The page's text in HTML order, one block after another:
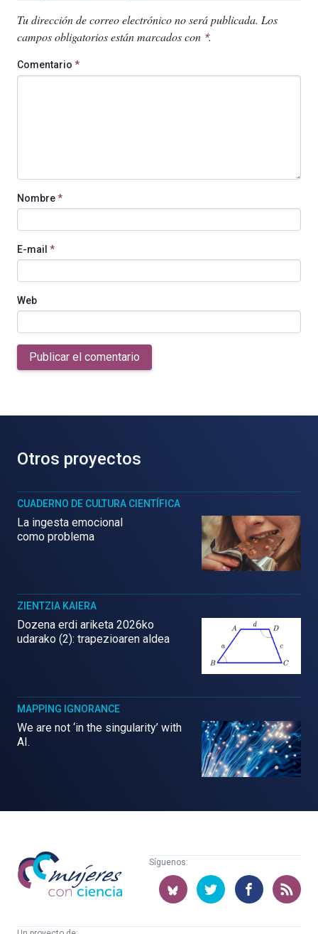
Tu dirección de correo electrónico no será publicada. Los
campos obligatorios están marcados con *.
Comentario *
Nombre*
E-mail *
Web
Publicar el comentario
Otros proyectos
CUADERNO DE CULTURA CIENTÍFICA
La ingesta emocional
como problema
ZIENTZIA KAIERA
Dozena erdi ariketa 2026ko
udarako (2): trapezioaren aldea
MAPPING IGNORANCE
We are not ‘in the singularity’ with
AI.
Mujeres
con
ciencia
Síguenos: